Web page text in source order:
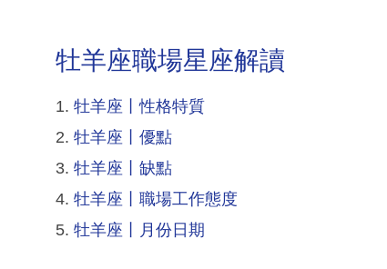
牡羊座職場星座解讀
1. 牡羊座丨性格特質
2. 牡羊座丨優點
3. 牡羊座丨缺點
4. 牡羊座丨職場工作態度
5. 牡羊座丨月份日期